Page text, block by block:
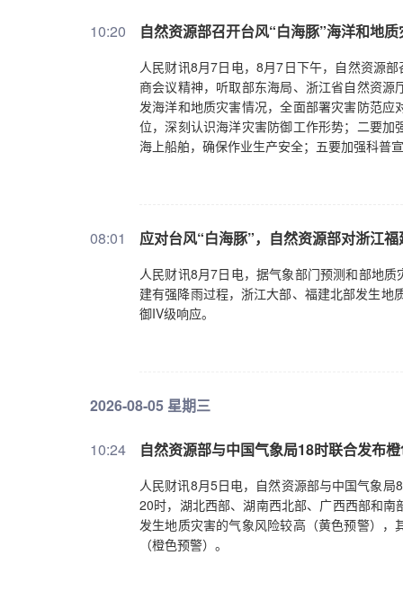
10:20 自然资源部召开台风“白海豚”海洋和地
人民财讯8月7日电，8月7日下午，自然资源
商会议精神，听取部东海局、浙江省自然资
发海洋和地质灾害情况，全面部署灾害防范
位，深刻认识海洋灾害防御工作形势；二要
海上船舶，确保作业生产安全；五要加强科普
08:01 应对台风“白海豚”，自然资源部对浙江
人民财讯8月7日电，据气象部门预测和部地
建有强降雨过程，浙江大部、福建北部发生
御IV级响应。
2026-08-05 星期三
10:24 自然资源部与中国气象局18时联合发布
人民财讯8月5日电，自然资源部与中国气象
20时，湖北西部、湖南西北部、广西西部和
发生地质灾害的气象风险较高（黄色预警）
（橙色预警）。